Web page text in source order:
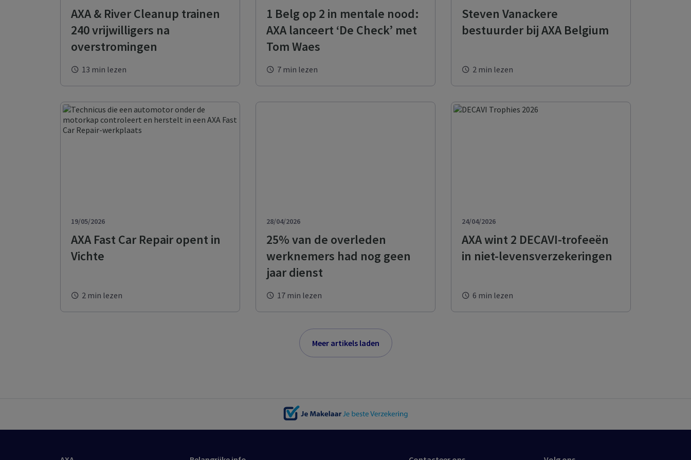
verzekering eenvoudig en snel
Ontdek het nu
Beheer uw collectieve
gezondheidsverzekeringen
Ontdek de online services voor uw onderneming,
uzelf en uw medewerkers
AXA & River Cleanup trainen
240 vrijwilligers na
overstromingen
13 min lezen
1 Belg op 2 in mentale nood:
AXA lanceert ‘De Check’ met
Tom Waes
7 min lezen
Steven Vanackere
bestuurder bij AXA Belgium
2 min lezen
19/05/2026
AXA Fast Car Repair opent in
Vichte
2 min lezen
28/04/2026
25% van de overleden
werknemers had nog geen
jaar dienst
17 min lezen
24/04/2026
AXA wint 2 DECAVI-trofeeën
in niet-levensverzekeringen
6 min lezen
Meer artikels laden